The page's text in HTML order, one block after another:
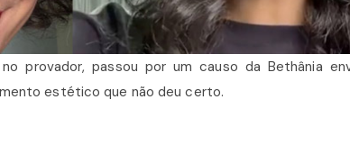
provador, passou por um causo da Bethânia
estético que não deu certo.